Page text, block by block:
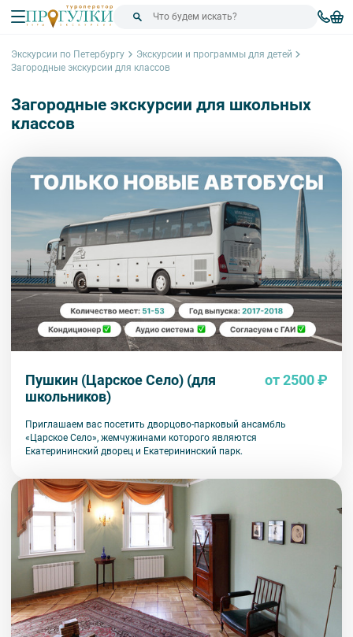
Экскурсии по Петербургу
Экскурсии и программы для детей
Загородные экскурсии для классов
Загородные экскурсии для школьных
классов
Пушкин (Царское Село) (для
школьников)
от 2500 ₽
Приглашаем вас посетить дворцово-парковый ансамбль
«Царское Село», жемчужинами которого являются
Екатерининский дворец и Екатерининский парк.